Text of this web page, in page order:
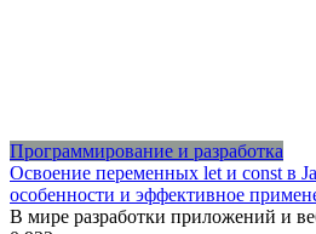
Программирование и разработка
Освоение переменных let и const в
особенности и эффективное
В мире разработки приложений и